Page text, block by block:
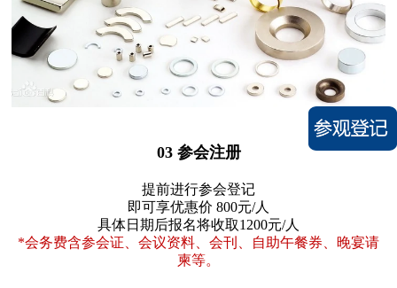
03 参会注册
提前进行参会登记
即可享优惠价 800元/人
具体日期后报名将收取1200元/人
*会务费含参会证、会议资料、会刊、自助午餐券、晚宴请
柬等。